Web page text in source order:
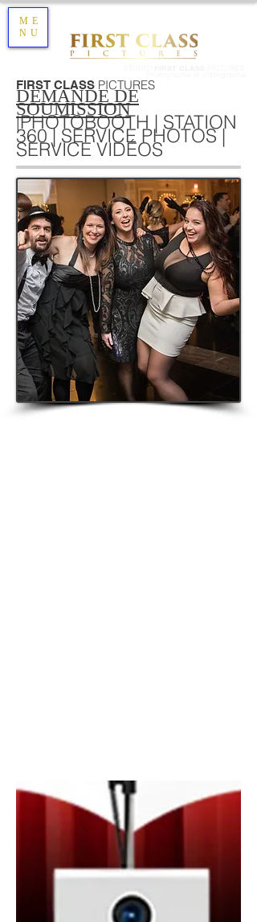
ME
NU
FIRST CLASS PICTURES
DEMANDE DE
SOUMISSION
|PHOTOBOOTH | STATION
360 | SERVICE PHOTOS |
SERVICE VIDÉOS